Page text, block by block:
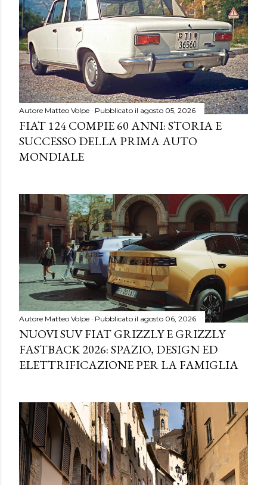
Autore Matteo Volpe Pubblicato il agosto 05, 2026
FIAT 124 COMPIE 60 ANNI: STORIA E
SUCCESSO DELLA PRIMA AUTO
MONDIALE
Autore Matteo Volpe Pubblicato il agosto 06, 2026
NUOVI SUV FIAT GRIZZLY E GRIZZLY
FASTBACK 2026: SPAZIO, DESIGN ED
ELETTRIFICAZIONE PER LA FAMIGLIA